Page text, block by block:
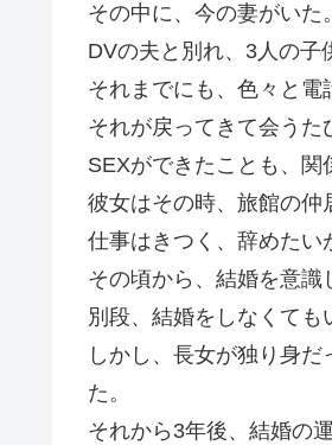
その中に、今の妻がいた。
DVの夫と別れ、3人の子
それまでにも、色々と電
それが戻ってきて会うた
SEXができたことも、関
彼女はその時、旅館の仲
仕事はきつく、辞めたい
その頃から、結婚を意識
別段、結婚をしなくても
しかし、長女が独り身
た。
それから3年後、結婚の